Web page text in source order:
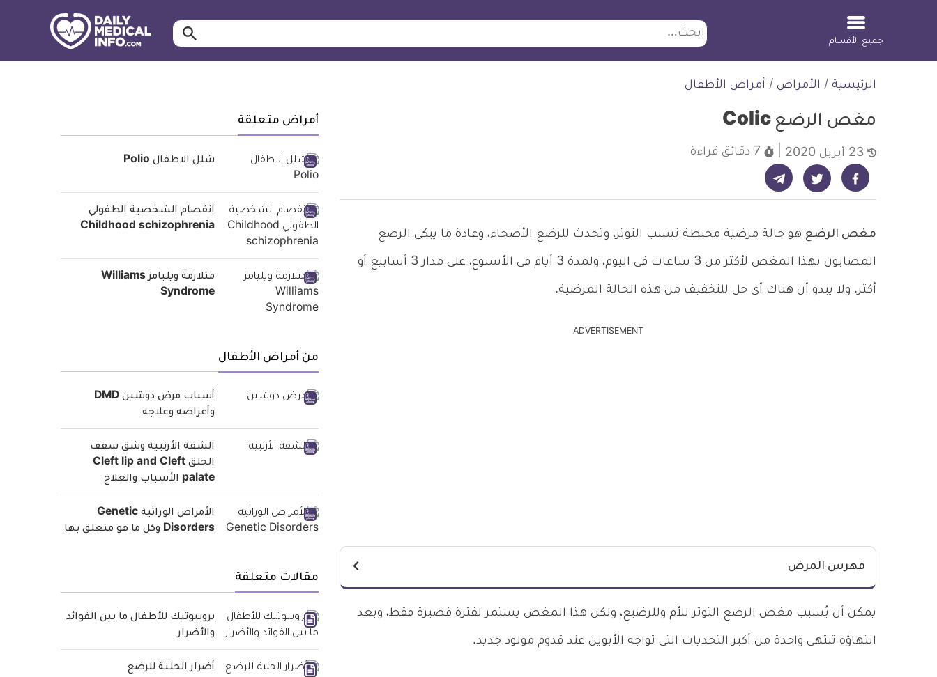
ابحث ابحث…
جميع الأقسام
الرئيسية / الأمراض / أمراض الأطفال
مغص الرضع Colic
7 دقائق قراءة
شارك على فيسبوك - ديلي ميديكال انفو شارك على تويتر - ديلي ميديكال انفو شارك على تيليجرام - ديلي ميديكال انفو
مغص الرضع هو حالة مرضية محبطة تسبب التوتر، وتحدث للرضع الأصحاء، وعادة ما يبكى الرضع
المصابون بهذا المغص لأكثر من 3 ساعات فى اليوم، ولمدة 3 أيام فى الأسبوع، على مدار 3 أسابيع أو
أكثر. ولا يبدو أن هناك أى حل للتخفيف من هذه الحالة المرضية.
ADVERTISEMENT
فهرس المرض
يمكن أن يُسبب مغص الرضع التوتر للأم وللرضيع، ولكن هذا المغص يستمر لفترة قصيرة فقط، وبعد
انتهاؤه تنتهى واحدة من أكبر التحديات التى تواجه الأبوين عند قدوم مولود جديد.
أمراض متعلقة
شلل الاطفال Polio
انفصام الشخصية الطفولي
Childhood schizophrenia
متلازمة ويليامز Williams
Syndrome
من أمراض الأطفال
أسباب مرض دوشين DMD
وأعراضه وعلاجه
الشفة الأرنبية وشق سقف
الحلق Cleft lip and Cleft
palate الأسباب والعلاج
الأمراض الوراثية Genetic
Disorders وكل ما هو متعلق بها
مقالات متعلقة
بروبيوتيك للأطفال ما بين الفوائد
والأضرار
أضرار الحلبة للرضع